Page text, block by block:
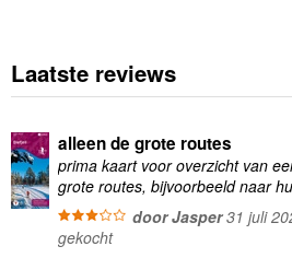
Laatste reviews
alleen de grote routes
prima kaart voor overzicht van
grote routes, bijvoorbeeld naar
wandelingen te plannen minder
door Jasper31 juli
gekocht